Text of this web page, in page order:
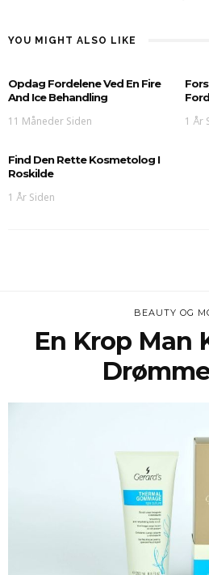
YOU MIGHT ALSO LIKE
Opdag Fordelene Ved En Fire
And Ice Behandling
11 Måneder Siden 1 År
Find Den Rette Kosmetolog I
Roskilde
1 År Siden
BEAUTY OG
En Krop Man